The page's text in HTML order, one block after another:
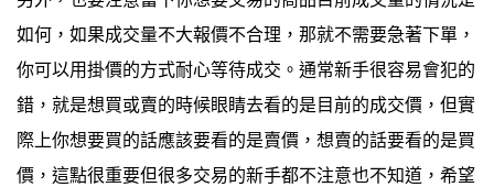
如何，如果成交量不大報價不合理，那就不需要急著下單，
你可以用掛價的方式耐心等待成交。通常新手很容易會犯的
錯，就是想買或賣的時候眼睛去看的是目前的成交價，但實
際上你想要買的話應該要看的是賣價，想賣的話要看的是買
價，這點很重要但很多交易的新手都不注意也不知道，希望